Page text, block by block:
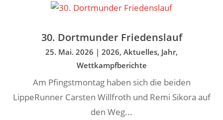
30. Dortmunder Friedenslauf
25. Mai. 2026 | 2026, Aktuelles, Jahr,
Wettkampfberichte
Am Pfingstmontag haben sich die beiden
LippeRunner Carsten Willfroth und Remi Sikora auf
den Weg...